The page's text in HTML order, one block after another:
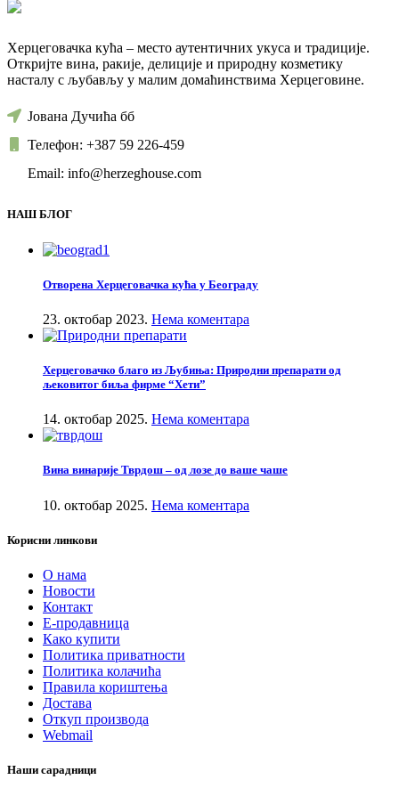
Херцеговачка кућа – место аутентичних укуса и традиције.
Откријте вина, ракије, делиције и природну козметику
насталу с љубављу у малим домаћинствима Херцеговине.
Јована Дучића бб
Телефон: +387 59 226-459
Email: info@herzeghouse.com
НАШ БЛОГ
Отворена Херцеговачка кућа у Београду
23. октобар 2023. Нема коментара
Херцеговачко благо из Љубиња: Природни препарати од
љековитог биља фирме “Хети”
14. октобар 2025. Нема коментара
Вина винарије Тврдош – од лозе до ваше чаше
10. октобар 2025. Нема коментара
Корисни линкови
О нама
Новости
Контакт
Е-продавница
Како купити
Политика приватности
Политика колачића
Правила кориштења
Достава
Откуп производа
Webmail
Наши сарадници